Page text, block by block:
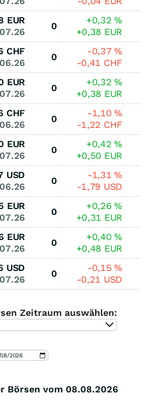
EUR
0
+0,32%
+0,38 EUR
CHF
0
-0,37%
-0,41 CHF
EUR
0
+0,32%
+0,38 EUR
CHF
0
-1,10%
-1,22 CHF
EUR
0
+0,42%
+0,50 EUR
USD
0
-1,31%
-1,79 USD
EUR
0
+0,26%
+0,31 EUR
EUR
0
+0,40%
+0,48 EUR
USD
0
-0,15%
-0,21 USD
Zeitraum auswählen:
Börsen vom 08.08.2026